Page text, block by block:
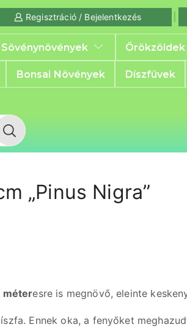
Regisztráció / Bejelentkezés
Sövénynövények Örökzöldek
Bonsai Növények Díszfüvek
„Pinus Nigra”
méteresre is megnövő, eleinte
Ennek oka, a fenyőket